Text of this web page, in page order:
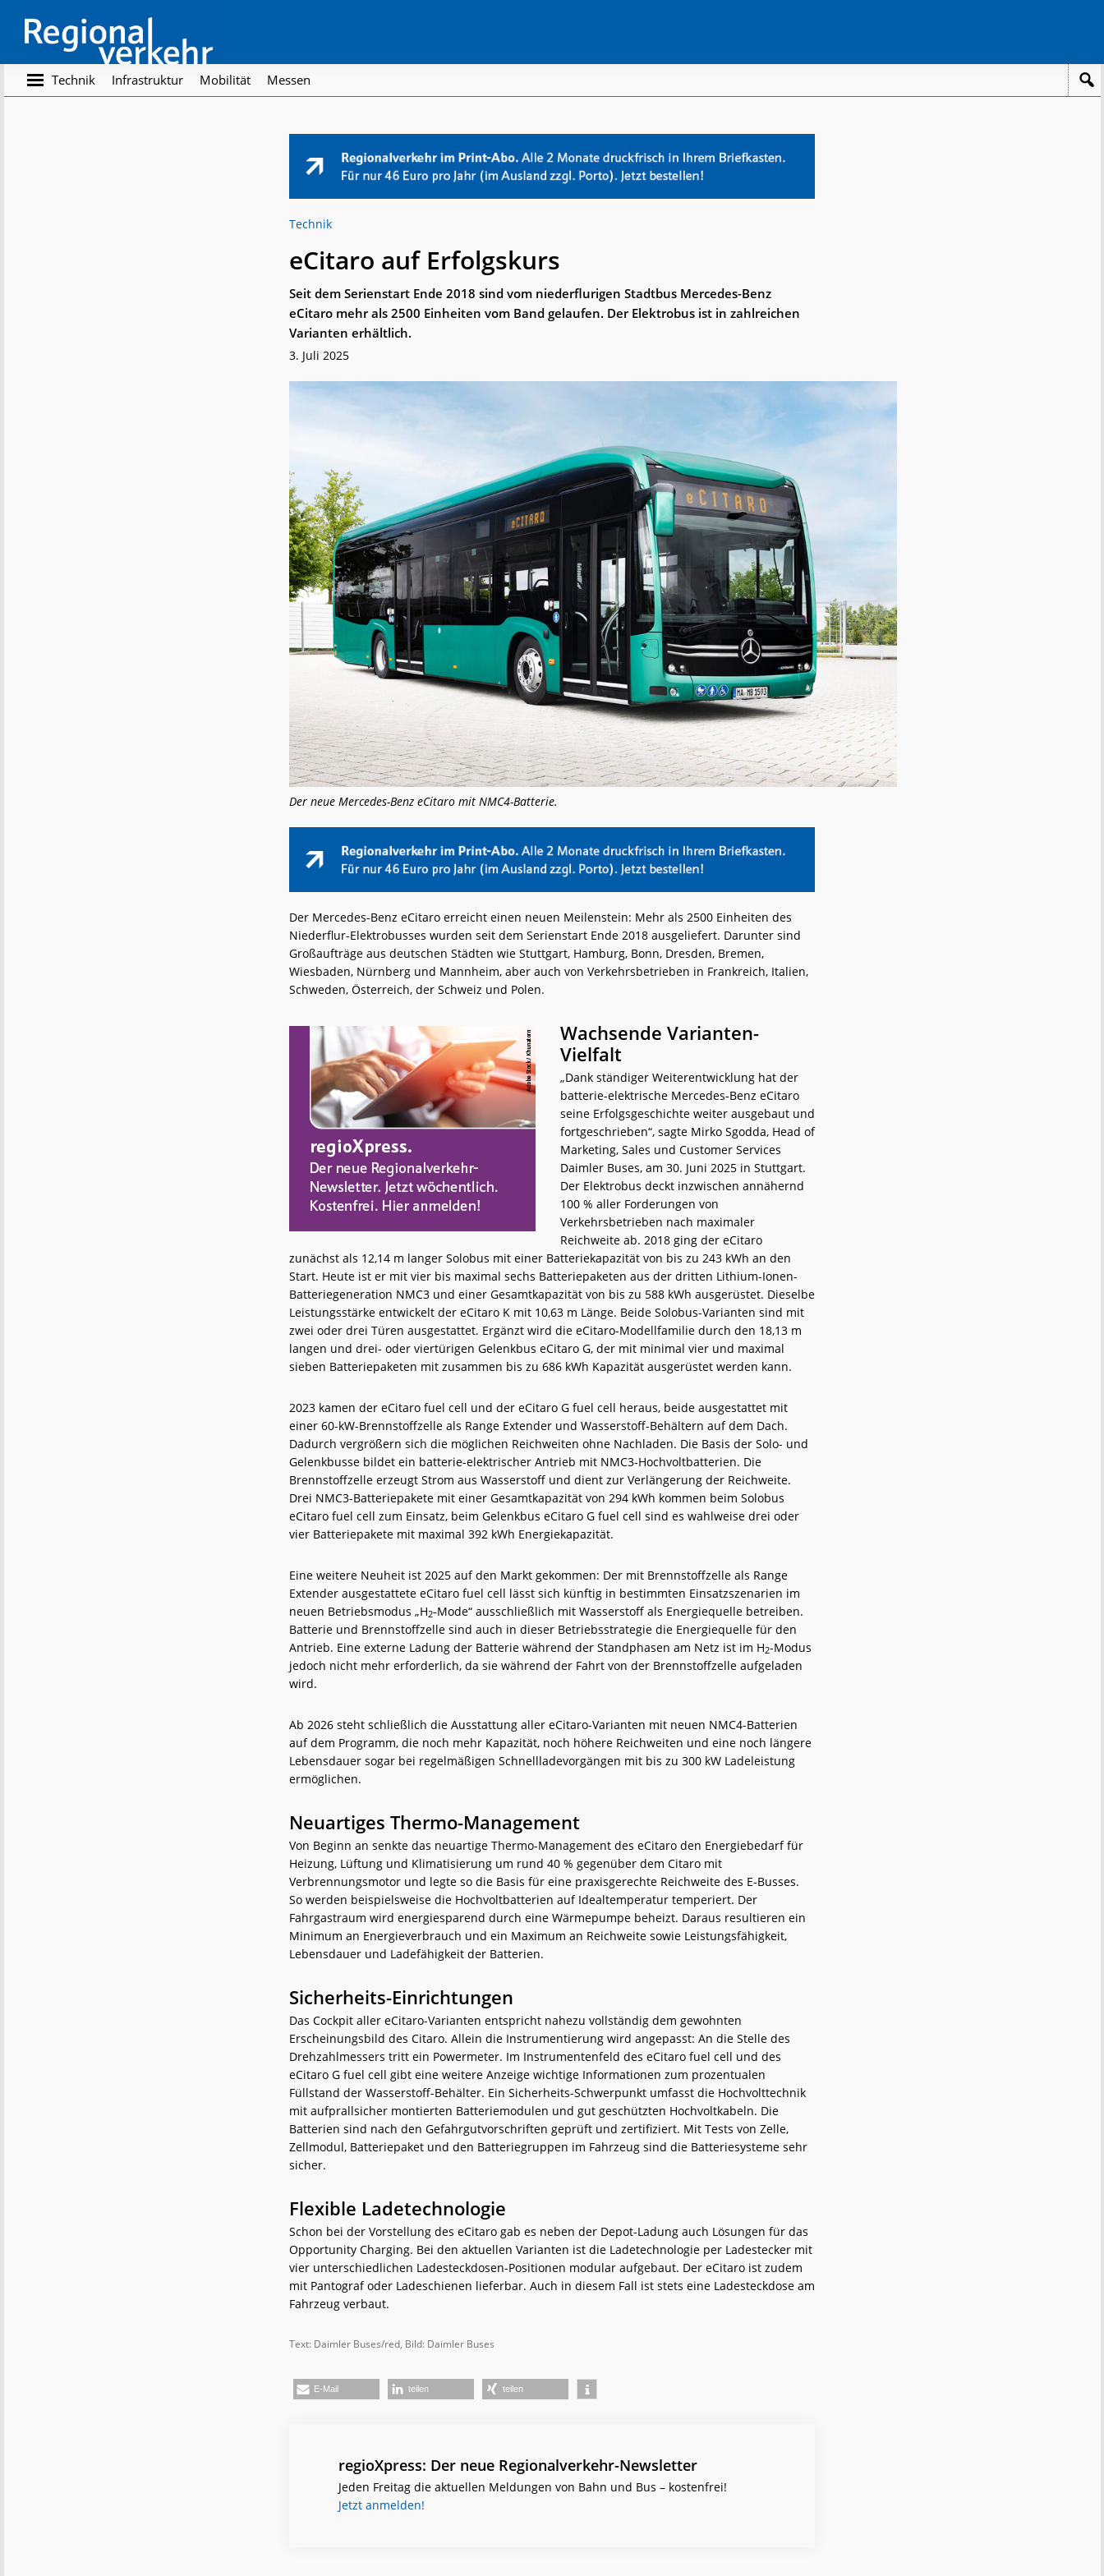
main
content
footer
Regionalverkehr
Die
Fachzeitschrift
Technik Infrastruktur Mobilität Messen
Technik
eCitaro auf Erfolgskurs
Seit dem Serienstart Ende 2018 sind vom niederflurigen Stadtbus Mercedes-Benz
eCitaro mehr als 2500 Einheiten vom Band gelaufen. Der Elektrobus ist in zahlreichen
Varianten erhältlich.
3. Juli 2025
Der neue Mercedes-Benz eCitaro mit NMC4-Batterie.
Der Mercedes‑Benz eCitaro erreicht einen neuen Meilenstein: Mehr als 2500 Einheiten des
Niederflur-Elektrobusses wurden seit dem Serienstart Ende 2018 ausgeliefert. Darunter sind
Großaufträge aus deutschen Städten wie Stuttgart, Hamburg, Bonn, Dresden, Bremen,
Wiesbaden, Nürnberg und Mannheim, aber auch von Verkehrsbetrieben in Frankreich, Italien,
Schweden, Österreich, der Schweiz und Polen.
Wachsende Varianten-
Vielfalt
„Dank ständiger Weiterentwicklung hat der
batterie-elektrische Mercedes‑Benz eCitaro
seine Erfolgsgeschichte weiter ausgebaut und
fortgeschrieben“, sagte Mirko Sgodda, Head of
Marketing, Sales und Customer Services
Daimler Buses, am 30. Juni 2025 in Stuttgart.
Der Elektrobus deckt inzwischen annähernd
100 % aller Forderungen von
Verkehrsbetrieben nach maximaler
Reichweite ab. 2018 ging der eCitaro
zunächst als 12,14 m langer Solobus mit einer Batteriekapazität von bis zu 243 kWh an den
Start. Heute ist er mit vier bis maximal sechs Batteriepaketen aus der dritten Lithium-Ionen-
Batteriegeneration NMC3 und einer Gesamtkapazität von bis zu 588 kWh ausgerüstet. Dieselbe
Leistungsstärke entwickelt der eCitaro K mit 10,63 m Länge. Beide Solobus-Varianten sind mit
zwei oder drei Türen ausgestattet. Ergänzt wird die eCitaro-Modellfamilie durch den 18,13 m
langen und drei- oder viertürigen Gelenkbus eCitaro G, der mit minimal vier und maximal
sieben Batteriepaketen mit zusammen bis zu 686 kWh Kapazität ausgerüstet werden kann.
2023 kamen der eCitaro fuel cell und der eCitaro G fuel cell heraus, beide ausgestattet mit
einer 60-kW-Brennstoffzelle als Range Extender und Wasserstoff-Behältern auf dem Dach.
Dadurch vergrößern sich die möglichen Reichweiten ohne Nachladen. Die Basis der Solo- und
Gelenkbusse bildet ein batterie-elektrischer Antrieb mit NMC3-Hochvoltbatterien. Die
Brennstoffzelle erzeugt Strom aus Wasserstoff und dient zur Verlängerung der Reichweite.
Drei NMC3-Batteriepakete mit einer Gesamtkapazität von 294 kWh kommen beim Solobus
eCitaro fuel cell zum Einsatz, beim Gelenkbus eCitaro G fuel cell sind es wahlweise drei oder
vier Batteriepakete mit maximal 392 kWh Energiekapazität.
Eine weitere Neuheit ist 2025 auf den Markt gekommen: Der mit Brennstoffzelle als Range
Extender ausgestattete eCitaro fuel cell lässt sich künftig in bestimmten Einsatzszenarien im
neuen Betriebsmodus „H2‑Mode“ ausschließlich mit Wasserstoff als Energiequelle betreiben.
Batterie und Brennstoffzelle sind auch in dieser Betriebsstrategie die Energiequelle für den
Antrieb. Eine externe Ladung der Batterie während der Standphasen am Netz ist im H2-Modus
jedoch nicht mehr erforderlich, da sie während der Fahrt von der Brennstoffzelle aufgeladen
wird.
Ab 2026 steht schließlich die Ausstattung aller eCitaro-Varianten mit neuen NMC4-Batterien
auf dem Programm, die noch mehr Kapazität, noch höhere Reichweiten und eine noch längere
Lebensdauer sogar bei regelmäßigen Schnellladevorgängen mit bis zu 300 kW Ladeleistung
ermöglichen.
Neuartiges Thermo-Management
Von Beginn an senkte das neuartige Thermo-Management des eCitaro den Energiebedarf für
Heizung, Lüftung und Klimatisierung um rund 40 % gegenüber dem Citaro mit
Verbrennungsmotor und legte so die Basis für eine praxisgerechte Reichweite des E-Busses.
So werden beispielsweise die Hochvoltbatterien auf Idealtemperatur temperiert. Der
Fahrgastraum wird energiesparend durch eine Wärmepumpe beheizt. Daraus resultieren ein
Minimum an Energieverbrauch und ein Maximum an Reichweite sowie Leistungsfähigkeit,
Lebensdauer und Ladefähigkeit der Batterien.
Sicherheits-Einrichtungen
Das Cockpit aller eCitaro-Varianten entspricht nahezu vollständig dem gewohnten
Erscheinungsbild des Citaro. Allein die Instrumentierung wird angepasst: An die Stelle des
Drehzahlmessers tritt ein Powermeter. Im Instrumentenfeld des eCitaro fuel cell und des
eCitaro G fuel cell gibt eine weitere Anzeige wichtige Informationen zum prozentualen
Füllstand der Wasserstoff-Behälter. Ein Sicherheits-Schwerpunkt umfasst die Hochvolttechnik
mit aufprallsicher montierten Batteriemodulen und gut geschützten Hochvoltkabeln. Die
Batterien sind nach den Gefahrgutvorschriften geprüft und zertifiziert. Mit Tests von Zelle,
Zellmodul, Batteriepaket und den Batteriegruppen im Fahrzeug sind die Batteriesysteme sehr
sicher.
Flexible Ladetechnologie
Schon bei der Vorstellung des eCitaro gab es neben der Depot-Ladung auch Lösungen für das
Opportunity Charging. Bei den aktuellen Varianten ist die Ladetechnologie per Ladestecker mit
vier unterschiedlichen Ladesteckdosen-Positionen modular aufgebaut. Der eCitaro ist zudem
mit Pantograf oder Ladeschienen lieferbar. Auch in diesem Fall ist stets eine Ladesteckdose am
Fahrzeug verbaut.
Text: Daimler Buses/red, Bild: Daimler Buses
E-Mail teilen teilen
regioXpress: Der neue Regionalverkehr-Newsletter
Jeden Freitag die aktuellen Meldungen von Bahn und Bus – kostenfrei!
Jetzt anmelden!